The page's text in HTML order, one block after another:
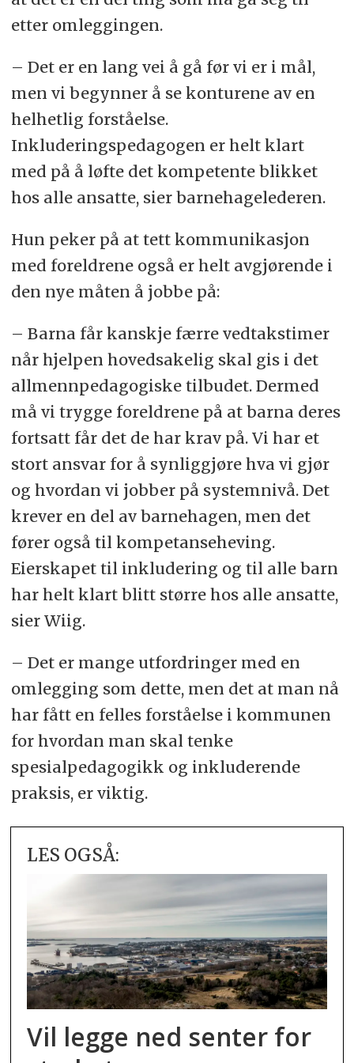
etter omleggingen.
– Det er en lang vei å gå før vi er i mål,
men vi begynner å se konturene av en
helhetlig forståelse.
Inkluderingspedagogen er helt klart
med på å løfte det kompetente blikket
hos alle ansatte, sier barnehagelederen.
Hun peker på at tett kommunikasjon
med foreldrene også er helt avgjørende i
den nye måten å jobbe på:
– Barna får kanskje færre vedtakstimer
når hjelpen hovedsakelig skal gis i det
allmennpedagogiske tilbudet. Dermed
må vi trygge foreldrene på at barna deres
fortsatt får det de har krav på. Vi har et
stort ansvar for å synliggjøre hva vi gjør
og hvordan vi jobber på systemnivå. Det
krever en del av barnehagen, men det
fører også til kompetanseheving.
Eierskapet til inkludering og til alle barn
har helt klart blitt større hos alle ansatte,
sier Wiig.
– Det er mange utfordringer med en
omlegging som dette, men det at man nå
har fått en felles forståelse i kommunen
for hvordan man skal tenke
spesialpedagogikk og inkluderende
praksis, er viktig.
LES OGSÅ:
Vil legge ned senter for